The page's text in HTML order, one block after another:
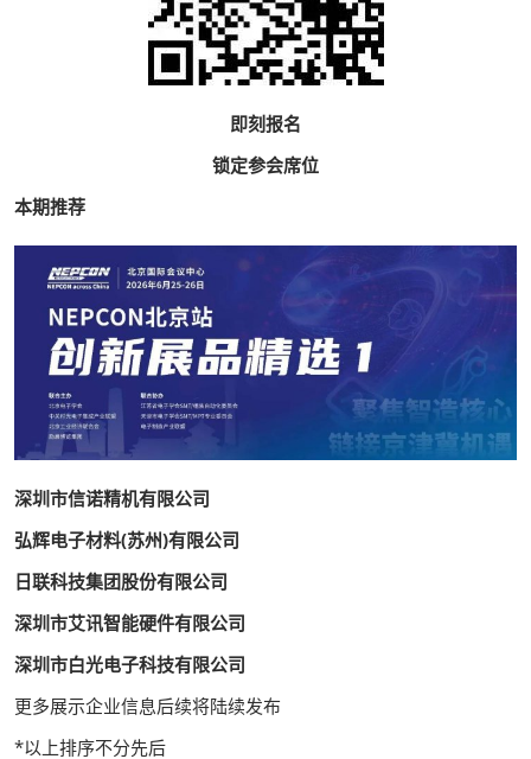
即刻报名
锁定参会席位
本期推荐
深圳市信诺精机有限公司
弘辉电子材料(苏州)有限公司
日联科技集团股份有限公司
深圳市艾讯智能硬件有限公司
深圳市白光电子科技有限公司
更多展示企业信息后续将陆续发布
*以上排序不分先后